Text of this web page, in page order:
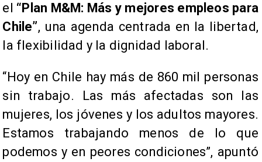
el “Plan M&M: Más y mejores empleos para
Chile”, una agenda centrada en la libertad,
la flexibilidad y la dignidad laboral.
“Hoy en Chile hay más de 860 mil personas
sin trabajo. Las más afectadas son las
mujeres, los jóvenes y los adultos mayores.
Estamos trabajando menos de lo que
podemos y en peores condiciones”, apuntó